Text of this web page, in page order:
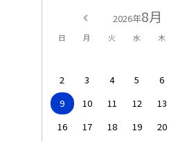
2026年8月
日 月 火 水 木
2
3 4 5 6
9
10 11 12 13
16
17 18 19 20